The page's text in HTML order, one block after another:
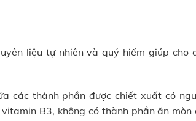
liệu tự nhiên và quý hiếm giúp cho
các thành phần được chiết xuất có
B3, không có thành phần ăn